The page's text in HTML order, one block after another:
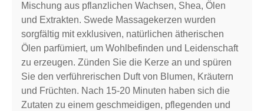
Mischung aus pflanzlichen Wachsen, Shea, Ölen
und Extrakten. Swede Massagekerzen wurden
sorgfältig mit exklusiven, natürlichen ätherischen
Ölen parfümiert, um Wohlbefinden und Leidenschaft
zu erzeugen. Zünden Sie die Kerze an und spüren
Sie den verführerischen Duft von Blumen, Kräutern
und Früchten. Nach 15-20 Minuten haben sich die
Zutaten zu einem geschmeidigen, pflegenden und